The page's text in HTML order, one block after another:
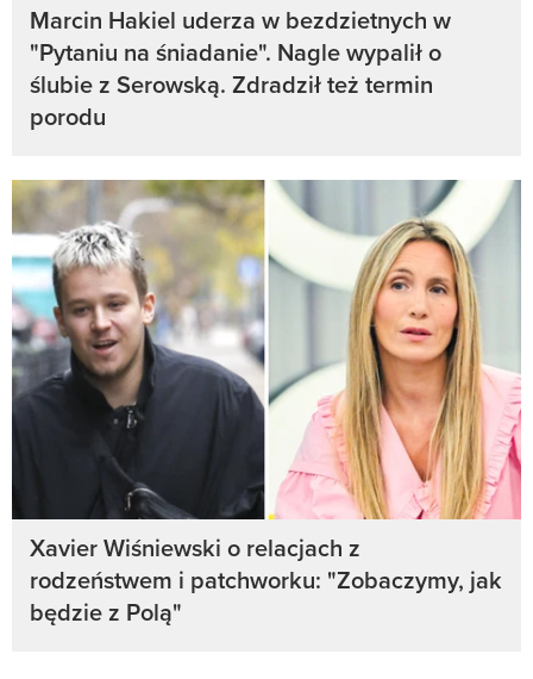
Marcin Hakiel uderza w bezdzietnych w
"Pytaniu na śniadanie". Nagle wypalił o
ślubie z Serowską. Zdradził też termin
porodu
Xavier Wiśniewski o relacjach z
rodzeństwem i patchworku: "Zobaczymy, jak
będzie z Polą"